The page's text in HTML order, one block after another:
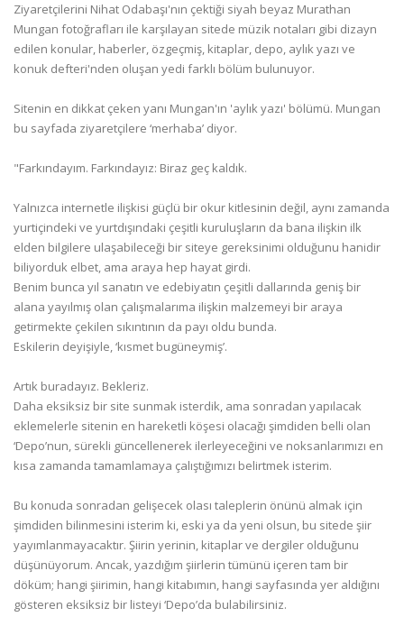
Ziyaretçilerini Nihat Odabaşı'nın çektiği siyah beyaz Murathan
Mungan fotoğrafları ile karşılayan sitede müzik notaları gibi dizayn
edilen konular, haberler, özgeçmiş, kitaplar, depo, aylık yazı ve
konuk defteri'nden oluşan yedi farklı bölüm bulunuyor.
Sitenin en dikkat çeken yanı Mungan'ın 'aylık yazı' bölümü. Mungan
bu sayfada ziyaretçilere ‘merhaba’ diyor.
"Farkındayım. Farkındayız: Biraz geç kaldık.
Yalnızca internetle ilişkisi güçlü bir okur kitlesinin değil, aynı zamanda
yurtiçindeki ve yurtdışındaki çeşitli kuruluşların da bana ilişkin ilk
elden bilgilere ulaşabileceği bir siteye gereksinimi olduğunu hanidir
biliyorduk elbet, ama araya hep hayat girdi.
Benim bunca yıl sanatın ve edebiyatın çeşitli dallarında geniş bir
alana yayılmış olan çalışmalarıma ilişkin malzemeyi bir araya
getirmekte çekilen sıkıntının da payı oldu bunda.
Eskilerin deyişiyle, ‘kısmet bugüneymiş’.
Artık buradayız. Bekleriz.
Daha eksiksiz bir site sunmak isterdik, ama sonradan yapılacak
eklemelerle sitenin en hareketli köşesi olacağı şimdiden belli olan
‘Depo’nun, sürekli güncellenerek ilerleyeceğini ve noksanlarımızı en
kısa zamanda tamamlamaya çalıştığımızı belirtmek isterim.
Bu konuda sonradan gelişecek olası taleplerin önünü almak için
şimdiden bilinmesini isterim ki, eski ya da yeni olsun, bu sitede şiir
yayımlanmayacaktır. Şiirin yerinin, kitaplar ve dergiler olduğunu
düşünüyorum. Ancak, yazdığım şiirlerin tümünü içeren tam bir
döküm; hangi şiirimin, hangi kitabımın, hangi sayfasında yer aldığını
gösteren eksiksiz bir listeyi ‘Depo’da bulabilirsiniz.